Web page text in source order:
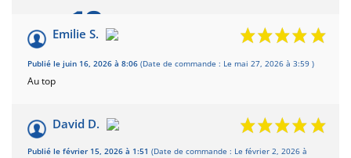
10/10
Basé sur 4 avis
Emilie S.
Publié le juin 16, 2026 à 8:06 (Date de commande : Le mai 27, 2026 à 3:59 )
Au top
David D.
Publié le février 15, 2026 à 1:51 (Date de commande : Le février 2, 2026 à